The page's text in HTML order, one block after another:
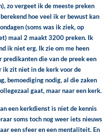
zo vergeet ik de meeste preken
hoe veel ik er bewust kan
(soms was ik ziek, op
maal 2 maakt 3200 preken. Ik
ik niet erg. Ik zie om me heen
predikanten die van de preek een
ik zit niet in de kerk voor de
bemoediging nodig, al die zaken
gaat, maar naar een kerk.
een kerkdienst is niet de kennis
soms toch nog weer iets nieuws
een sfeer en een mentaliteit. En